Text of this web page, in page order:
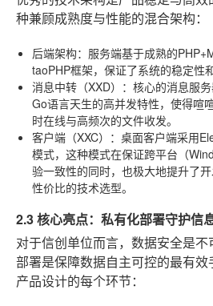
种兼顾成熟度与性能的混合架构：
后端架构：服务端基于成熟的
taoPHP框架，保证了系统的稳定性
消息中转（XXD） ：核心的消息服
Go语言天生的高并发特性，使得喧
时在线与高频次的文件收发。
客户端（XXC） ：桌面客户端采用
模式，这种模式在保证跨平台（
验一致性的同时，也极大地提升了
性价比的技术选型。
2.3 核心亮点：私有化部署守护信
对于信创单位而言，数据安全是
部署是保障数据自主可控的最有效
产品设计的每个环节：